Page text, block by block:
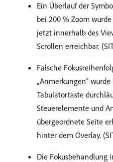
Ein Überlauf der
bei 200 % Zoom
jetzt innerhalb des
Scrollen erreichbar.
Falsche
„Anmerkungen“
Tabulatortaste
Steuerelemente und
übergeordnete Seite
hinter dem Overlay.
Die Fokusbehandlung